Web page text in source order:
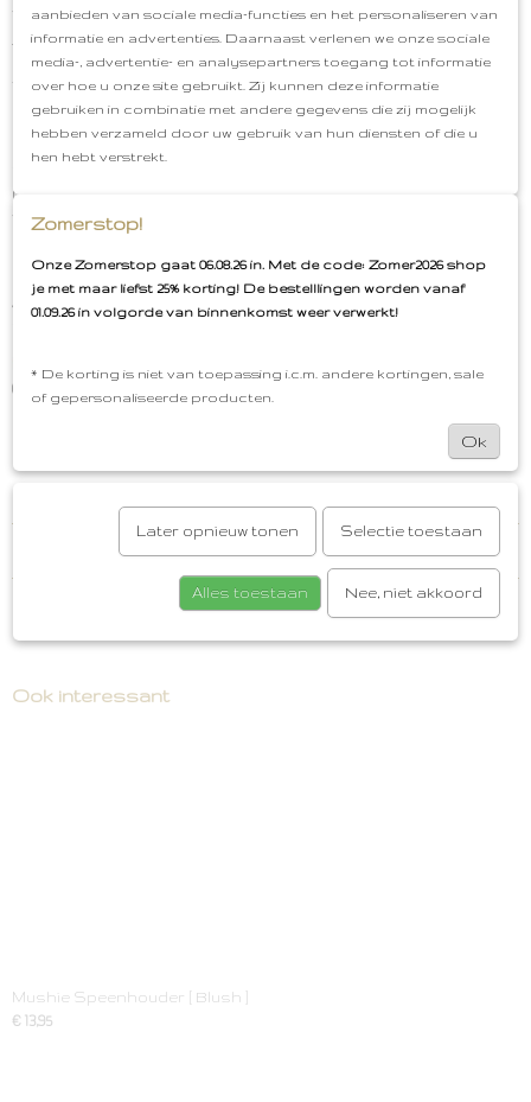
verpakt. Je kunt bijvoorbeeld één tandenborstel aan
je kleintje geven als afleiding en om alvast te wennen
aan het dagelijkse gebruik ervan en één
tandenborstel voor de volwassenen.
De tandenborstels zijn gemaakt van siliconen en zijn
BPA vrij. Het siliconen is zacht en buigzaam materiaal
rug helpen bij doorkomende tandjes en geeft
verlichting. (Let op: het is geen bijtring) De
borstelharen zorgen ervoor dat de tanden van je
kleintje schoon blijven.
Je kunt de vingertandenborstels reinigen met warm
water door het heel goed af te spoelen.
(oudroze)
Materiaal: Siliconen en BPA vrij
stuks verpakt
Gratis cadeauservice
Gratis verzenden vanaf €50,00
Ook interessant
Mushie Speenhouder [ Blush ]
€ 13,95
aanbieden van sociale media-functies en het personaliseren van
informatie en advertenties. Daarnaast verlenen we onze sociale
media-, advertentie- en analysepartners toegang tot informatie
over hoe u onze site gebruikt. Zij kunnen deze informatie
gebruiken in combinatie met andere gegevens die zij mogelijk
hebben verzameld door uw gebruik van hun diensten of die u
hen hebt verstrekt.
Zomerstop!
Onze Zomerstop gaat 06.08.26 in. Met de code: Zomer2026 shop
je met maar liefst 25% korting! De bestelllingen worden vanaf
01.09.26 in volgorde van binnenkomst weer verwerkt!
* De korting is niet van toepassing i.c.m. andere kortingen, sale
of gepersonaliseerde producten.
Ok
Later opnieuw tonen Selectie toestaan
Alles toestaan Nee, niet akkoord